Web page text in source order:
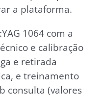
a plataforma.
1064 com a
e calibração
e retirada
e treinamento
consulta (valores